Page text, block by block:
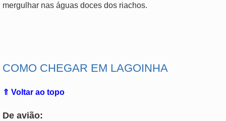
mergulhar nas águas doces dos riachos.
COMO CHEGAR EM LAGOINHA
⇑ Voltar ao topo
De avião: